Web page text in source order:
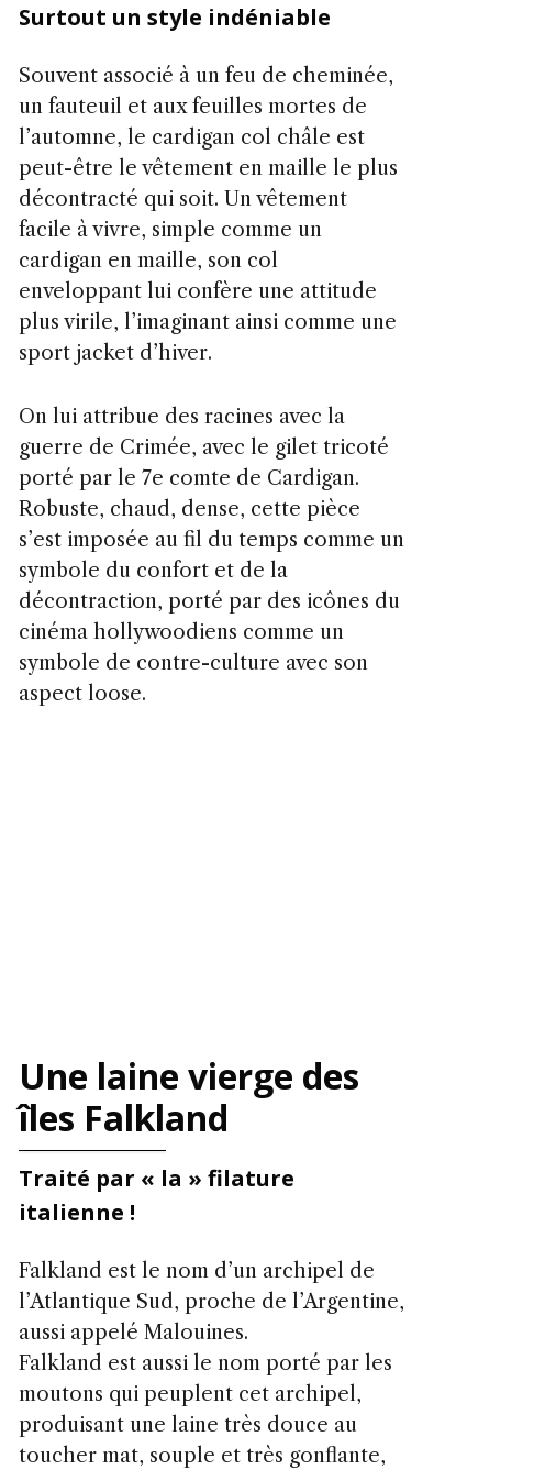
Surtout un style indéniable
Souvent associé à un feu de cheminée,
un fauteuil et aux feuilles mortes de
l’automne, le cardigan col châle est
peut-être le vêtement en maille le plus
décontracté qui soit. Un vêtement
facile à vivre, simple comme un
cardigan en maille, son col
enveloppant lui confère une attitude
plus virile, l’imaginant ainsi comme une
sport jacket d’hiver.
On lui attribue des racines avec la
guerre de Crimée, avec le gilet tricoté
porté par le 7e comte de Cardigan.
Robuste, chaud, dense, cette pièce
s’est imposée au fil du temps comme un
symbole du confort et de la
décontraction, porté par des icônes du
cinéma hollywoodiens comme un
symbole de contre-culture avec son
aspect loose.
Une laine vierge des
îles Falkland
Traité par « la » filature
italienne !
Falkland est le nom d’un archipel de
l’Atlantique Sud, proche de l’Argentine,
aussi appelé Malouines.
Falkland est aussi le nom porté par les
moutons qui peuplent cet archipel,
produisant une laine très douce au
toucher mat, souple et très gonflante,